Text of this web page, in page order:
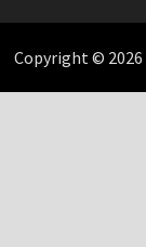
Copyright © 2026